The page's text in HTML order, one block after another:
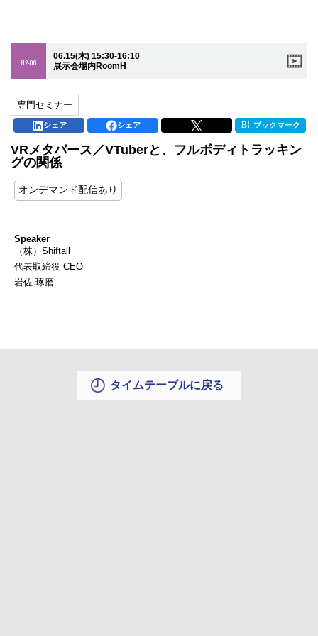
H2-06
06.15(木) 15:30-16:10
展示会場内RoomH
専門セミナー
シェア シェア ブックマーク
VRメタバース／VTuberと、フルボディトラッキン
グの関係
オンデマンド配信あり
Speaker
（株）Shiftall
代表取締役 CEO
岩佐 琢磨
タイムテーブルに戻る